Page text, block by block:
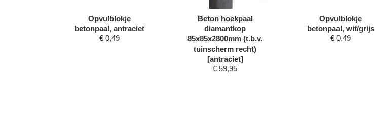
Opvulblokje
betonpaal, antraciet
€ 0,49
Beton hoekpaal
diamantkop
85x85x2800mm (t.b.v.
tuinscherm recht)
[antraciet]
€ 59,95
Opvulblokje
betonpaal, wit/grijs
€ 0,49